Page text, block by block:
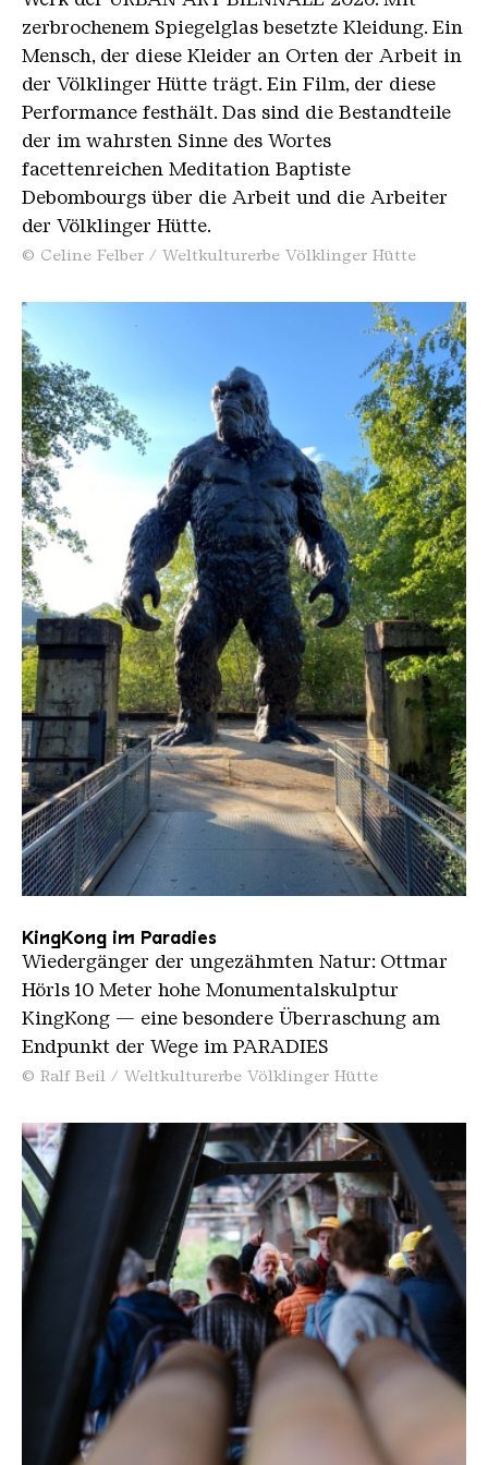
14 Uhr: Zeitreise — Ein Spaziergang durch die
Epochen der Völklinger Hütte
Donnerstag, 2. Juli
10 – 13 Uhr und 14 bis 17 Uhr: Workshop der
Kunstschule Kassiopeia – Helden gesucht! Manga
und Comic Zeichenkurs, Für Anfänger und
Fortgeschrittene,
3. bis 6. Klasse
11.30 Uhr: Das Weltkulturerbe Völklinger Hütte
14 Uhr: X-RAY. Die Macht des Röntgenblicks
Freitag, 3. Juli
11.30 Uhr: Das Weltkulturerbe Völklinger Hütte
Samstag, 4. Juli
Spezialführungen: 40 Jahre nach der
Schließung der Ropheisenproduktion —
Entdeckertour in die Trockengasreinigung
samt Hochofenleitstand (wo der letzte
Hochofen abgeschaltet wurde): Um 12, 13
und 15 Uhr
11.30 Uhr: Das Weltkulturerbe Völklinger Hütte
14 Uhr: X-RAY. Die Macht des Röntgenblicks
14.30 Uhr: URBAN ART BIENNALE 2026
Sonntag, 5. Juli
11 Uhr: URBAN ART BIENNALE 2026
11.30 Uhr: Das Weltkulturerbe Völklinger Hütte
14 Uhr: X-RAY. Die Macht des Röntgenblicks
Montag,6. Juli
11.30 Uhr: Das Weltkulturerbe Völklinger Hütte
Dienstag, 7. Juli
11.30 Uhr: Das Weltkulturerbe Völklinger Hütte
Hütte
Mittwoch, 8. Juli
11.30 Uhr: Das Weltkulturerbe Völklinger Hütte
14 Uhr: Zeitreise — Ein Spaziergang durch die
Epochen der Völklinger Hütte
Donnerstag, 9. Juli
10 – 13 Uhr und 14 bis 17 Uhr: Workshop der
Kunstschule Kassiopeia – Verfilzt und zugenäht,
Filzworkshop, Für 1. - 6. Klasse
Anmeldung über brief@jks-kassiopeia.de
zerbrochenem Spiegelglas besetzte Kleidung. Ein
Mensch, der diese Kleider an Orten der Arbeit in
der Völklinger Hütte trägt. Ein Film, der diese
Performance festhält. Das sind die Bestandteile
der im wahrsten Sinne des Wortes
facettenreichen Meditation Baptiste
Debombourgs über die Arbeit und die Arbeiter
der Völklinger Hütte.
© Celine Felber / Weltkulturerbe Völklinger Hütte
KingKong im Paradies
Wiedergänger der ungezähmten Natur: Ottmar
Hörls 10 Meter hohe Monumentalskulptur
KingKong — eine besondere Überraschung am
Endpunkt der Wege im PARADIES
© Ralf Beil / Weltkulturerbe Völklinger Hütte